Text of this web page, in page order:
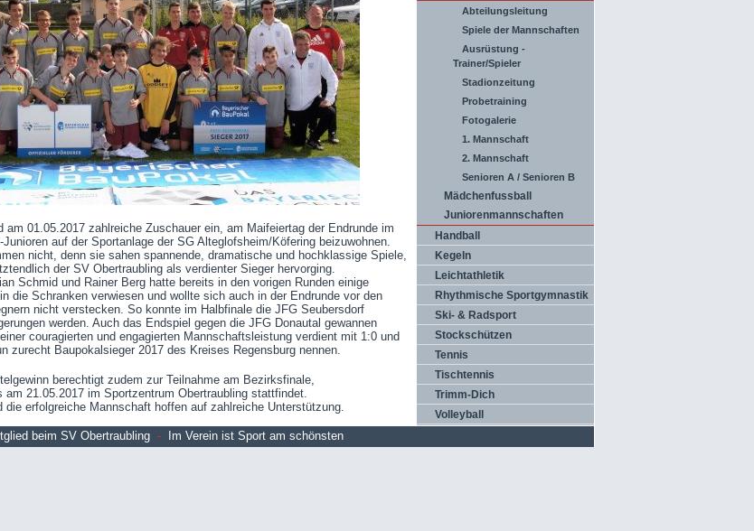
am 01.05.2017 zahlreiche Zuschauer ein, am Maifeiertag der Endrunde im
auf der Sportanlage der SG Alteglofsheim/Köfering beizuwohnen.
nicht, denn sie sahen spannende, dramatische und hochklassige Spiele,
der SV Obertraubling als verdienter Sieger hervorging.
Schmid und Rainer Berg hatte bereits in den vorigen Runden einige
die Schranken verwiesen und wollte sich auch in der Endrunde vor den
nicht verstecken. So konnte im Halbfinale die JFG Seubersdorf
werden. Auch das Endspiel gegen die JFG Donautal gewannen
couragierten und engagierten Mannschaftsleistung verdient mit 1:0 und
zurecht Baupokalsieger 2017 des Kreises Regensburg nennen.
berechtigt zudem zur Teilnahme am Bezirksfinale,
am 21.05.2017 im Sportzentrum Obertraubling stattfindet.
die erfolgreiche Mannschaft hoffen auf zahlreiche Unterstützung.
Abteilungsleitung
Spiele der Mannschaften
Ausrüstung -
Trainer/Spieler
Stadionzeitung
Probetraining
Fotogalerie
1. Mannschaft
2. Mannschaft
Senioren A / Senioren B
Mädchenfussball
Juniorenmannschaften
Handball
Kegeln
Leichtathletik
Rhythmische Sportgymnastik
Ski- & Radsport
Stockschützen
Tennis
Tischtennis
Trimm-Dich
Volleyball
beim SV Obertraubling -Im Verein ist Sport am schönsten